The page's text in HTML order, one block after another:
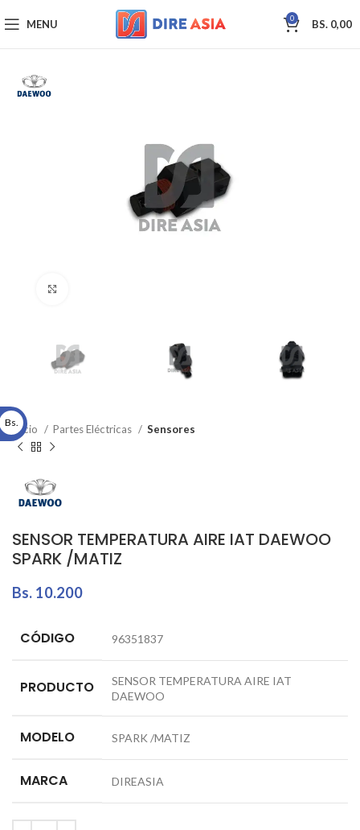
MENU 0 BS. 0,00
Inicio Partes Eléctricas Sensores
SENSOR TEMPERATURA AIRE IAT DAEWOO
SPARK /MATIZ
Bs. 10.200
CÓDIGO 96351837
PRODUCTO
SENSOR TEMPERATURA AIRE IAT
DAEWOO
MODELO SPARK /MATIZ
MARCA DIREASIA
Bs.